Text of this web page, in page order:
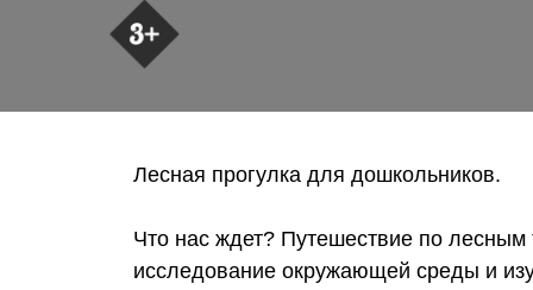
Лесная прогулка для дошкольников.
Что нас ждет? Путешествие по лесным
исследование окружающей среды и